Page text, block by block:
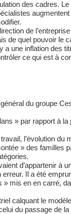
des cadres.
de
de quel pouvoir le
a une inflation des
ce qui est à
du groupe
» par rapport à
travail, l’évolution
» des familles
d’appartenir à
erreur. Il a été
» mis en en carré,
calquant le
du passage de la